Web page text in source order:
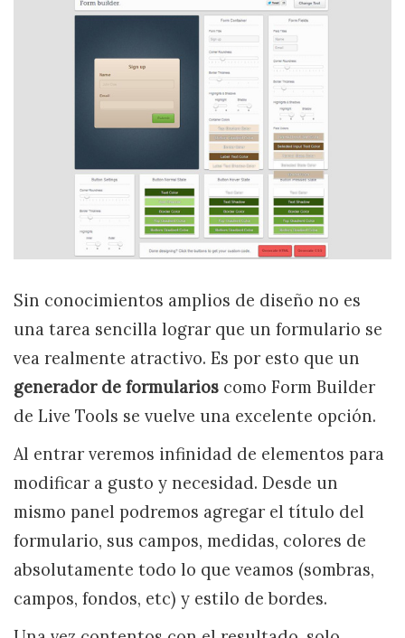
Sin conocimientos amplios de diseño no es
una tarea sencilla lograr que un formulario se
vea realmente atractivo. Es por esto que un
generador de formularios como Form Builder
de Live Tools se vuelve una excelente opción.
Al entrar veremos infinidad de elementos para
modificar a gusto y necesidad. Desde un
mismo panel podremos agregar el título del
formulario, sus campos, medidas, colores de
absolutamente todo lo que veamos (sombras,
campos, fondos, etc) y estilo de bordes.